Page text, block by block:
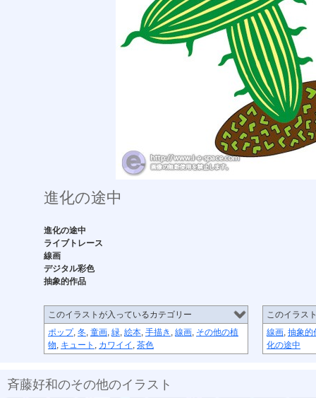
進化の途中
進化の途中
ライブトレース
線画
デジタル彩色
抽象的作品
このイラストが入っているカテゴリー
ポップ, 冬, 童画, 緑, 絵本, 手描き , 線画, その他の植
物, キュート , カワイイ , 茶色
このイラス
線画, 抽象的
化の途中
斉藤好和のその他のイラスト
植物のチカラ 組み合わせ 植木鉢